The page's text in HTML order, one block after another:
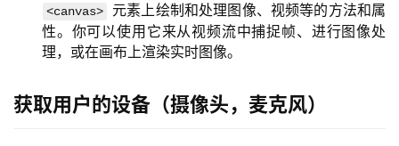
<canvas>
元素上绘制和处理图像、视频等的方法和属
性。你可以使用它来从视频流中捕捉帧、进行图像处
理，或在画布上渲染实时图像。
获取用户的设备（摄像头，麦克风）